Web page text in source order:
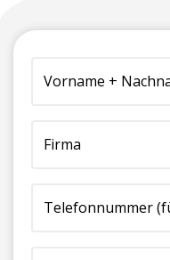
Vorname
Nachname*
Firma
Telefonnummer
Rückfragen)*
E-
(erforderlich)
Ihre
(erforderlich)
(erforderlich)